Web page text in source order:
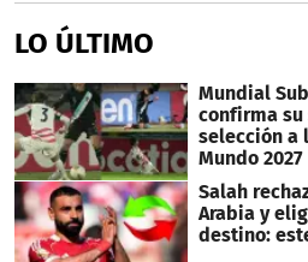
LO ÚLTIMO
Mundial
confirma su
selección a
Mundo 2027
Salah
Arabia y
destino: